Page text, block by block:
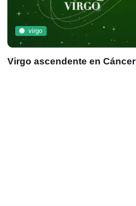
virgo
Virgo ascendente en Cáncer